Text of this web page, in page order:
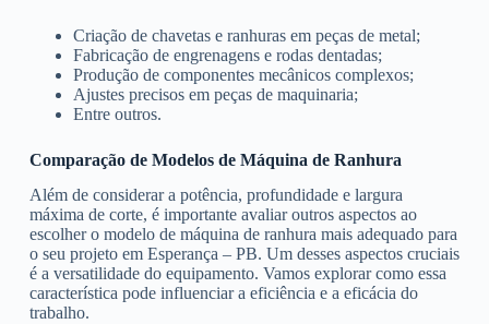
Criação de chavetas e ranhuras em peças de metal;
Fabricação de engrenagens e rodas dentadas;
Produção de componentes mecânicos complexos;
Ajustes precisos em peças de maquinaria;
Entre outros.
Comparação de Modelos de Máquina de Ranhura
Além de considerar a potência, profundidade e largura
máxima de corte, é importante avaliar outros aspectos ao
escolher o modelo de máquina de ranhura mais adequado para
o seu projeto em Esperança – PB. Um desses aspectos cruciais
é a versatilidade do equipamento. Vamos explorar como essa
característica pode influenciar a eficiência e a eficácia do
trabalho.